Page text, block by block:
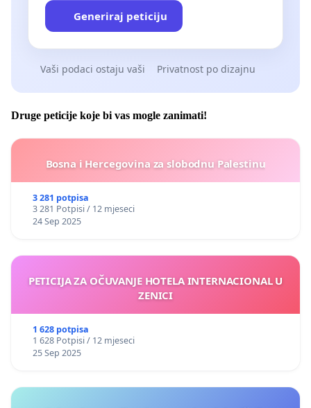
Generiraj peticiju
Vaši podaci ostaju vaši Privatnost po dizajnu
Druge peticije koje bi vas mogle zanimati!
Bosna i Hercegovina za slobodnu Palestinu
3 281 potpisa
3 281 Potpisi / 12 mjeseci
24 Sep 2025
PETICIJA ZA OČUVANJE HOTELA INTERNACIONAL U
ZENICI
1 628 potpisa
1 628 Potpisi / 12 mjeseci
25 Sep 2025